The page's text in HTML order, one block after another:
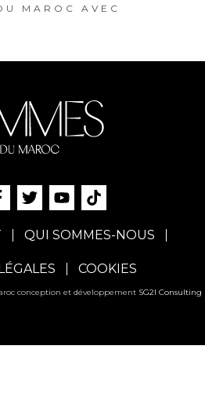
MAROC AVEC
QUI SOMMES-NOUS
COOKIES
conception et développement SG2I Consulting